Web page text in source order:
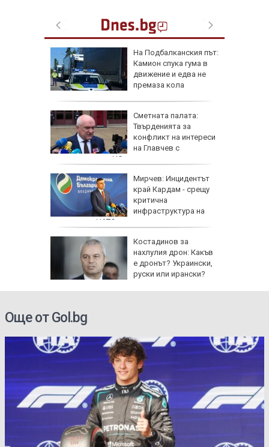
На Подбалканския път:
Камион спука гума в
движение и едва не
премаза кола
Сметната палата:
Твърденията за
конфликт на интереси
на Главчев с
възложените от НС одити са спекулативни
Мирчев: Инцидентът
край Кардам - срещу
критична
инфраструктура на
държава от НАТО
Костадинов за
нахлулия дрон: Какъв
е дронът? Украински,
руски или ирански?
Още от Gol.bg